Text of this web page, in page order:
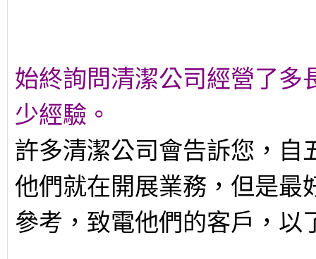
始終詢問清潔公司經營了多
少經驗。
許多清潔公司會告訴您，自
他們就在開展業務，但是最
參考，致電他們的客戶，以